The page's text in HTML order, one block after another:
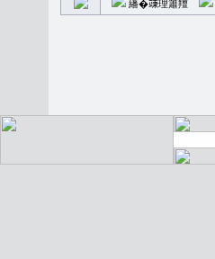
繙�𥪕理簫羶